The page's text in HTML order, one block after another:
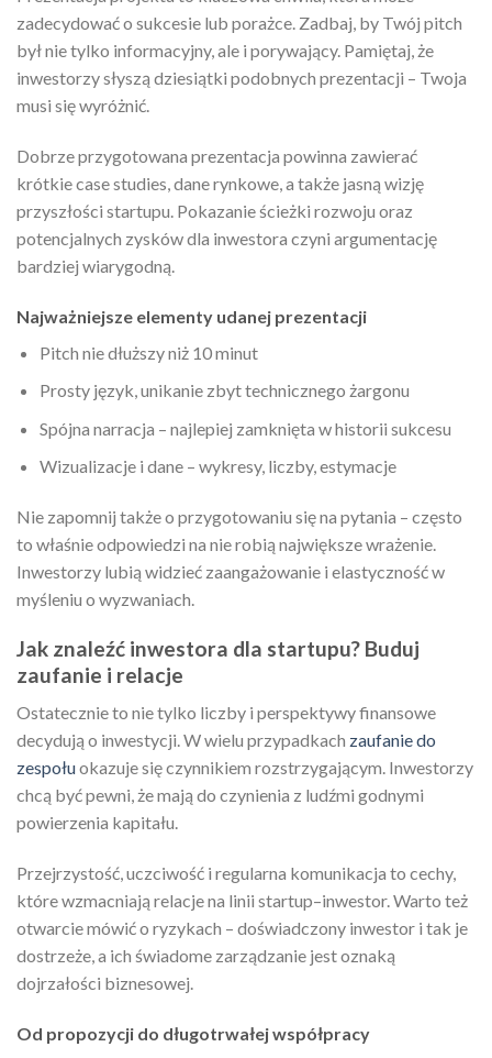
zadecydować o sukcesie lub porażce. Zadbaj, by Twój pitch
był nie tylko informacyjny, ale i porywający. Pamiętaj, że
inwestorzy słyszą dziesiątki podobnych prezentacji – Twoja
musi się wyróżnić.
Dobrze przygotowana prezentacja powinna zawierać
krótkie case studies, dane rynkowe, a także jasną wizję
przyszłości startupu. Pokazanie ścieżki rozwoju oraz
potencjalnych zysków dla inwestora czyni argumentację
bardziej wiarygodną.
Najważniejsze elementy udanej prezentacji
Pitch nie dłuższy niż 10 minut
Prosty język, unikanie zbyt technicznego żargonu
Spójna narracja – najlepiej zamknięta w historii sukcesu
Wizualizacje i dane – wykresy, liczby, estymacje
Nie zapomnij także o przygotowaniu się na pytania – często
to właśnie odpowiedzi na nie robią największe wrażenie.
Inwestorzy lubią widzieć zaangażowanie i elastyczność w
myśleniu o wyzwaniach.
Jak znaleźć inwestora dla startupu? Buduj
zaufanie i relacje
Ostatecznie to nie tylko liczby i perspektywy finansowe
decydują o inwestycji. W wielu przypadkach zaufanie do
zespołuokazuje się czynnikiem rozstrzygającym. Inwestorzy
chcą być pewni, że mają do czynienia z ludźmi godnymi
powierzenia kapitału.
Przejrzystość, uczciwość i regularna komunikacja to cechy,
które wzmacniają relacje na linii startup–inwestor. Warto też
otwarcie mówić o ryzykach – doświadczony inwestor i tak je
dostrzeże, a ich świadome zarządzanie jest oznaką
dojrzałości biznesowej.
Od propozycji do długotrwałej współpracy